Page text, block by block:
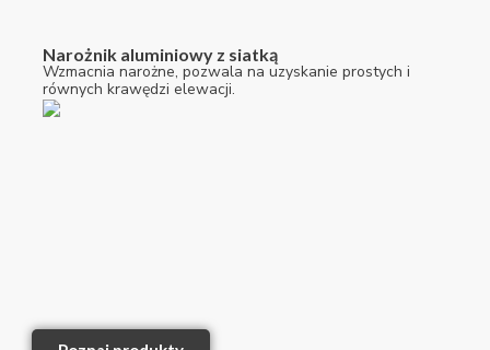
Narożnik aluminiowy z siatką
Wzmacnia narożne, pozwala na uzyskanie prostych i
równych krawędzi elewacji.